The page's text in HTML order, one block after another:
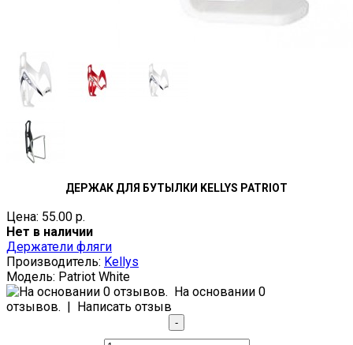
ДЕРЖАК ДЛЯ БУТЫЛКИ KELLYS PATRIOT
Цена: 55.00 р.
Нет в наличии
Держатели фляги
Производитель: Kellys
Модель: Patriot White
На основании 0
отзывов.
Написать отзыв